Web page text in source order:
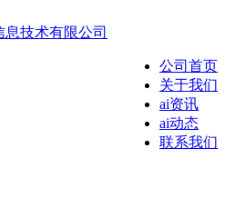
公司首页
关于我们
ai资讯
ai动态
联系我们